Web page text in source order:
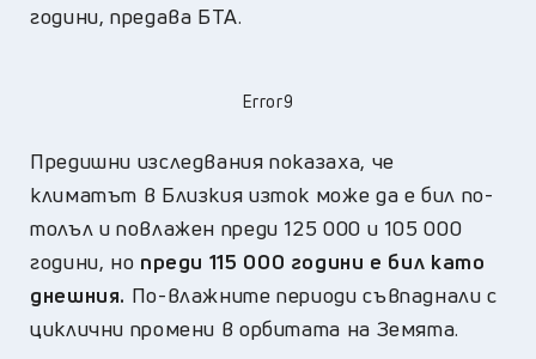
години, предава БТА.
Error9
Предишни изследвания показаха, че
климатът в Близкия изток може да е бил по-
толъл и повлажен преди 125 000 и 105 000
години, но преди 115 000 години е бил като
днешния. По-влажните периоди съвпаднали с
циклични промени в орбитата на Земята.